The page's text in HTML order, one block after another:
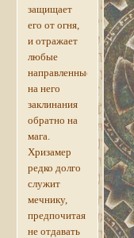
защищает
его от огня,
и отражает
любые
направленные
на него
заклинания
обратно на
мага.
Хризамер
редко долго
служит
мечнику,
предпочитая
не отдавать